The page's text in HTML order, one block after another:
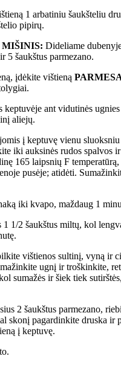
1 arbatiniu šaukšteliu
pipirų.
MIŠINIS: Dideliame
5 šaukštus parmezano.
įdėkite vištieną
keptuvėje ant vidutinės
aliejų.
į keptuvę vienu sluoksniu
iki auksinės rudos spalvos
165 laipsnių F
pusėje; atidėti.
iki kvapo, maždaug 1
1/2 šaukštus miltų, kol
vištienos sultinį, vyną ir
ugnį ir troškinkite,
sumažės ir šiek tiek
2 šaukštus parmezano,
skonį pagardinkite druska ir
į keptuvę.